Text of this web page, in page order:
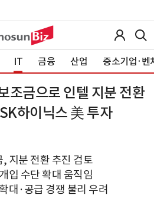
IT 금융 산업 중소기업·벤
조금으로 인텔 지분 전환
하이닉스 美 투자
지분 전환 추진 검토
입 수단 확대 움직임
대·공급 경쟁 불리 우려